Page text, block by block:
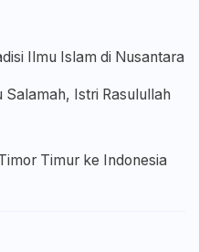
Ilmu Islam di Nusantara
Salamah, Istri Rasulullah
Timur ke Indonesia